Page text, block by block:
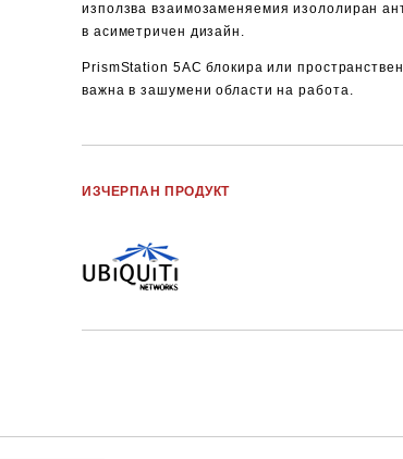
използва взаимозаменяемия изололиран
в асиметричен дизайн.
PrismStation 5AC блокира или
важна в зашумени области на работа.
ИЗЧЕРПАН ПРОДУКТ